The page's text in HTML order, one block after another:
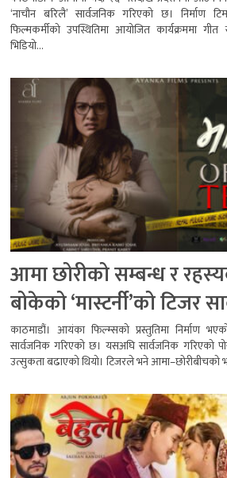
‘नाचौन बरिलै’ सार्वजनिक गरिएको छ। निर्माण
फिल्मकर्मीको उपस्थितिमा आयोजित कार्यक्रममा
भिडियो...
आमा छोरीको सम्बन्ध र
बोकेको ‘मास्टर्नी’को टिजर
काठमाडौं। आयंका फिल्म्सको प्रस्तुतिमा निर्माण
सार्वजनिक गरिएको छ। यसअघि सार्वजनिक गरिएको
उत्सुकता बढाएको थियो। टिजरले भने आमा–छोरीबीचको